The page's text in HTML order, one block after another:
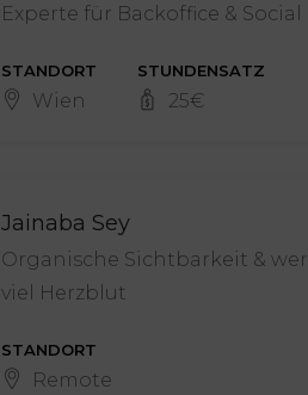
Experte für Backoffice & Social
STANDORT
Wien
STUNDENSATZ
25€
Jainaba Sey
Organische Sichtbarkeit &
viel Herzblut
STANDORT
Remote